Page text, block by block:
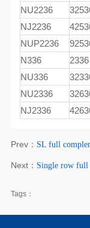
NU2236
NJ2236
NUP2236
N336
2336
NU336
NU2336
NJ2336
Prev： SL full
Next： Single row full
Tags：